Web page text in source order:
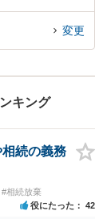
変更
キング
続の義務
#相続放棄
役にたった 42